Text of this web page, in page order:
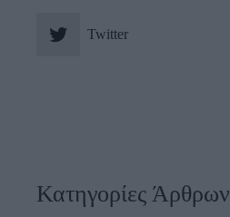
Twitter
Κατηγορίες Άρθρων